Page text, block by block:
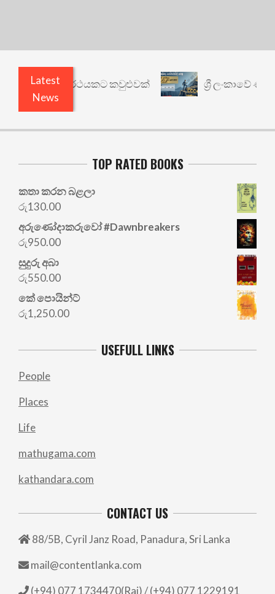
Latest
News
වෙනත් යථාර්ථයකට කවුළුවක් ශ්‍රී ලංකාවේ ණය
TOP RATED BOOKS
කතා කරන බළලා
රු130.00
අරු‍ණෝදාකරුවෝ #Dawnbreakers
රු950.00
සුදුරු අබා
රු550.00
කේ පොයින්ට්
රු1,250.00
USEFULL LINKS
People
Places
Life
mathugama.com
kathandara.com
CONTACT US
88/5B, Cyril Janz Road, Panadura, Sri Lanka
mail@contentlanka.com
(+94) 077 1734470(Raj) / (+94) 077 1229191